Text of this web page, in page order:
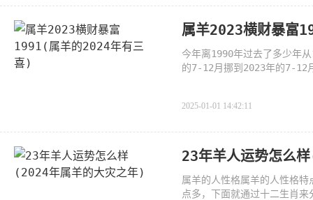
属羊2023横财暴富
今年离1990年过去了多少年
的7-12月挪到2023年的7-12
2025-01-01 14:42:11
23年羊人运势怎么
属羊的人性格属羊的人性格
点多，下面就通过十二生肖